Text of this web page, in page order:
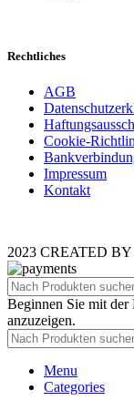
Rechtliches
AGB
Cookie-
Impressum
Kontakt
2023 CREATED BY
Beginnen Sie mit der
anzuzeigen.
Menu
Categories